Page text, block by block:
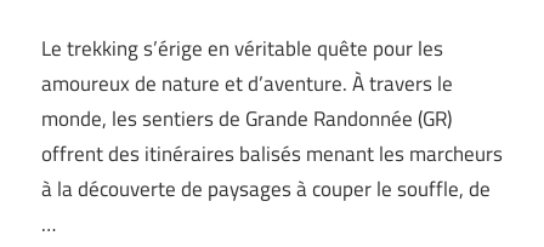
Le trekking s’érige en véritable quête pour les
amoureux de nature et d’aventure. À travers le
monde, les sentiers de Grande Randonnée (GR)
offrent des itinéraires balisés menant les marcheurs
à la découverte de paysages à couper le souffle, de
…